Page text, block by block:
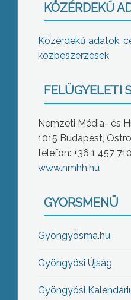
KÖZÉRDEKŰ
Közérdekű adatok,
közbeszerzések
FELÜGYELETI
Nemzeti Média- és
1015 Budapest,
telefon: +36 1 457
www.nmhh.hu
GYORSMENÜ
Gyöngyösma.hu
Gyöngyösi Újság
Gyöngyösi